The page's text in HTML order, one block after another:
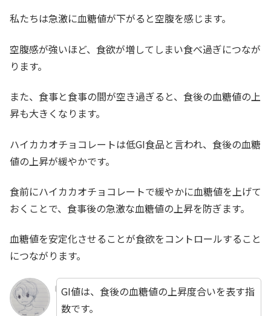
私たちは急激に血糖値が下がると空腹を感じます。
空腹感が強いほど、食欲が増してしまい食べ過ぎにつなが
ります。
また、食事と食事の間が空き過ぎると、食後の血糖値の上
昇も大きくなります。
ハイカカオチョコレートは低GI食品と言われ、食後の血糖
値の上昇が緩やかです。
食前にハイカカオチョコレートで緩やかに血糖値を上げて
おくことで、食事後の急激な血糖値の上昇を防ぎます。
血糖値を安定化させることが食欲をコントロールすること
につながります。
GI値は、食後の血糖値の上昇度合いを表す指
数です。